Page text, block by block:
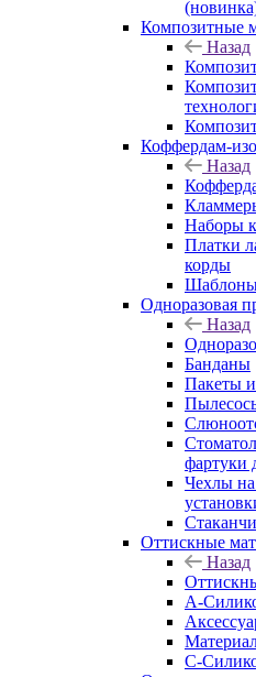
Композитные
Назад
Коффердам-
Назад
Наборы
Платки
корды
Одноразовая
Назад
Банданы
Пакеты
фартуки
Чехлы на
Оттискные
Назад
А-
С-